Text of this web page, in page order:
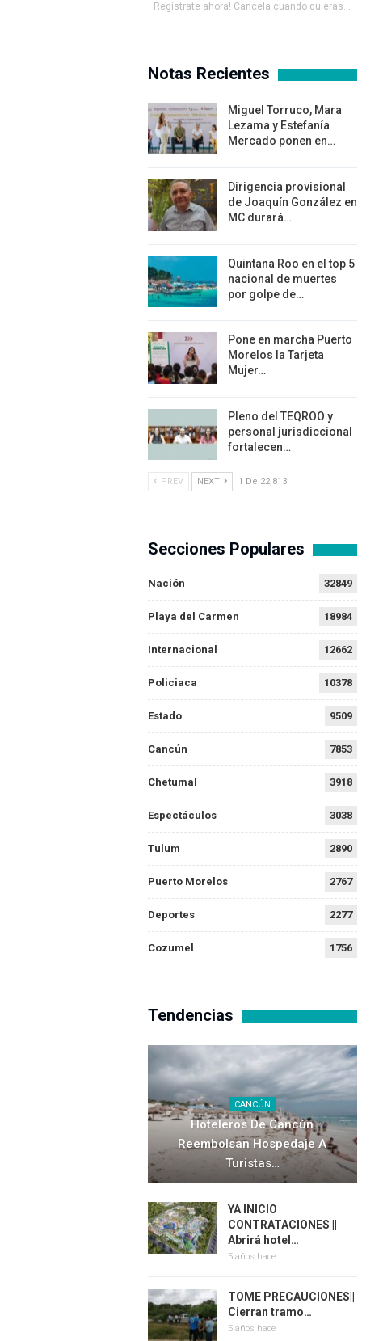
Registrate ahora! Cancela cuando quieras...
Notas Recientes
Miguel Torruco, Mara
Lezama y Estefanía
Mercado ponen en…
Dirigencia provisional
de Joaquín González en
MC durará…
Quintana Roo en el top 5
nacional de muertes
por golpe de…
Pone en marcha Puerto
Morelos la Tarjeta
Mujer…
Pleno del TEQROO y
personal jurisdiccional
fortalecen…
PREV NEXT 1 De 22,813
Secciones Populares
Nación 32849
Playa del Carmen 18984
Internacional 12662
Policiaca 10378
Estado 9509
Cancún 7853
Chetumal 3918
Espectáculos 3038
Tulum 2890
Puerto Morelos 2767
Deportes 2277
Cozumel 1756
Tendencias
CANCÚN
Hoteleros De Cancún
Reembolsan Hospedaje A
Turistas…
YA INICIO
CONTRATACIONES ||
Abrirá hotel…
5 años hace
TOME PRECAUCIONES||
Cierran tramo…
5 años hace